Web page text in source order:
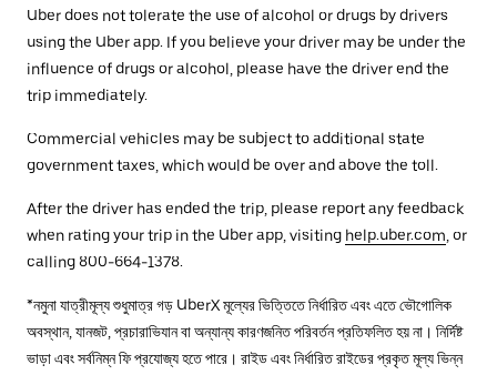
Uber does not tolerate the use of alcohol or drugs by drivers
using the Uber app. If you believe your driver may be under the
influence of drugs or alcohol, please have the driver end the
trip immediately.
Commercial vehicles may be subject to additional state
government taxes, which would be over and above the toll.
After the driver has ended the trip, please report any feedback
when rating your trip in the Uber app, visiting help.uber.com , or
calling 800-664-1378.
*নমুনা যাত্রীমূল্য শুধুমাত্র গড় UberX মূল্যের ভিত্তিতে নির্ধারিত এবং এতে ভৌগোলিক
অবস্থান, যানজট, প্রচারাভিযান বা অন্যান্য কারণজনিত পরিবর্তন প্রতিফলিত হয় না। নির্দিষ্ট
ভাড়া এবং সর্বনিম্ন ফি প্রযোজ্য হতে পারে। রাইড এবং নির্ধারিত রাইডের প্রকৃত মূল্য ভিন্ন